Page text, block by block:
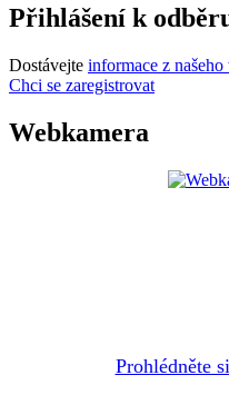
Přihlášení k
Dostávejte informace z našeho
Chci se zaregistrovat
Webkamera
Prohlédněte